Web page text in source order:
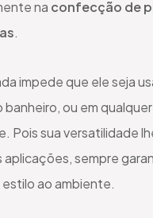
na confecção de
.
impede que ele seja
banheiro, ou em
Pois sua versatilidade
aplicações, sempre
ao ambiente.